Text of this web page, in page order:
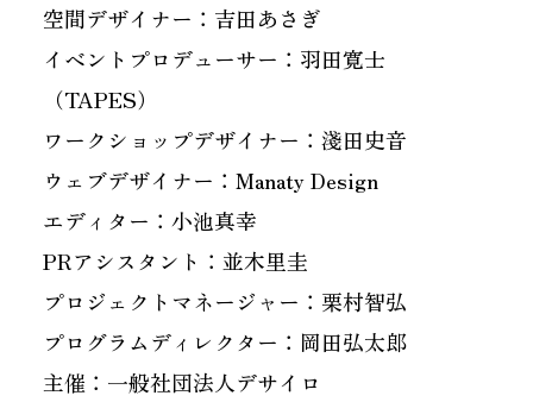
空間デザイナー：吉田あさぎ
イベントプロデューサー：羽田寛士
（TAPES）
ワークショップデザイナー：淺田史音
ウェブデザイナー：Manaty Design
エディター：小池真幸
PRアシスタント：並木里圭
プロジェクトマネージャー：栗村智弘
プログラムディレクター：岡田弘太郎
主催：一般社団法人デサイロ